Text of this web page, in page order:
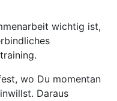
wichtig ist,
wo Du momentan
Daraus